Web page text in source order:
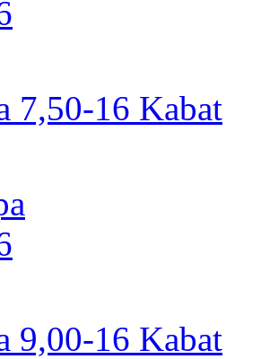
7,50-16 Kabat
9,00-16 Kabat